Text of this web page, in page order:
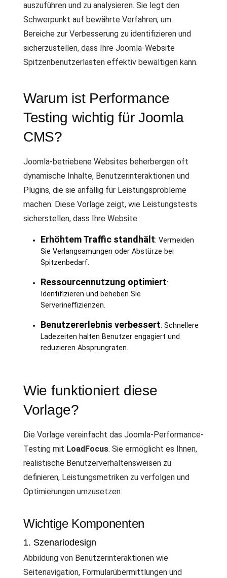
auszuführen und zu analysieren. Sie legt den
Schwerpunkt auf bewährte Verfahren, um
Bereiche zur Verbesserung zu identifizieren und
sicherzustellen, dass Ihre Joomla-Website
Spitzenbenutzerlasten effektiv bewältigen kann.
Warum ist Performance
Testing wichtig für Joomla
CMS?
Joomla-betriebene Websites beherbergen oft
dynamische Inhalte, Benutzerinteraktionen und
Plugins, die sie anfällig für Leistungsprobleme
machen. Diese Vorlage zeigt, wie Leistungstests
sicherstellen, dass Ihre Website:
Erhöhtem Traffic standhält: Vermeiden
Sie Verlangsamungen oder Abstürze bei
Spitzenbedarf.
Ressourcennutzung optimiert:
Identifizieren und beheben Sie
Serverineffizienzen.
Benutzererlebnis verbessert: Schnellere
Ladezeiten halten Benutzer engagiert und
reduzieren Absprungraten.
Wie funktioniert diese
Vorlage?
Die Vorlage vereinfacht das Joomla-Performance-
Testing mit LoadFocus. Sie ermöglicht es Ihnen,
realistische Benutzerverhaltensweisen zu
definieren, Leistungsmetriken zu verfolgen und
Optimierungen umzusetzen.
Wichtige Komponenten
1. Szenariodesign
Abbildung von Benutzerinteraktionen wie
Seitenavigation, Formularübermittlungen und